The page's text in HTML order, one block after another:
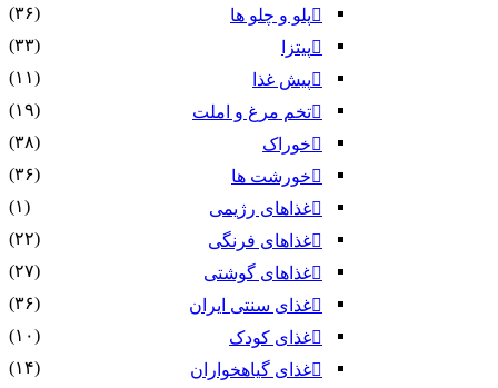
پلو و چلو ها
(۳۶)
پیتزا
(۳۳)
پیش غذا
(۱۱)
تخم مرغ و املت
(۱۹)
خوراک
(۳۸)
خورشت ها
(۳۶)
غذاهای رژیمی
(۱)
غذاهای فرنگی
(۲۲)
غذاهای گوشتی
(۲۷)
غذای سنتی ایران
(۳۶)
غذای کودک
(۱۰)
غذای گیاهخواران
(۱۴)